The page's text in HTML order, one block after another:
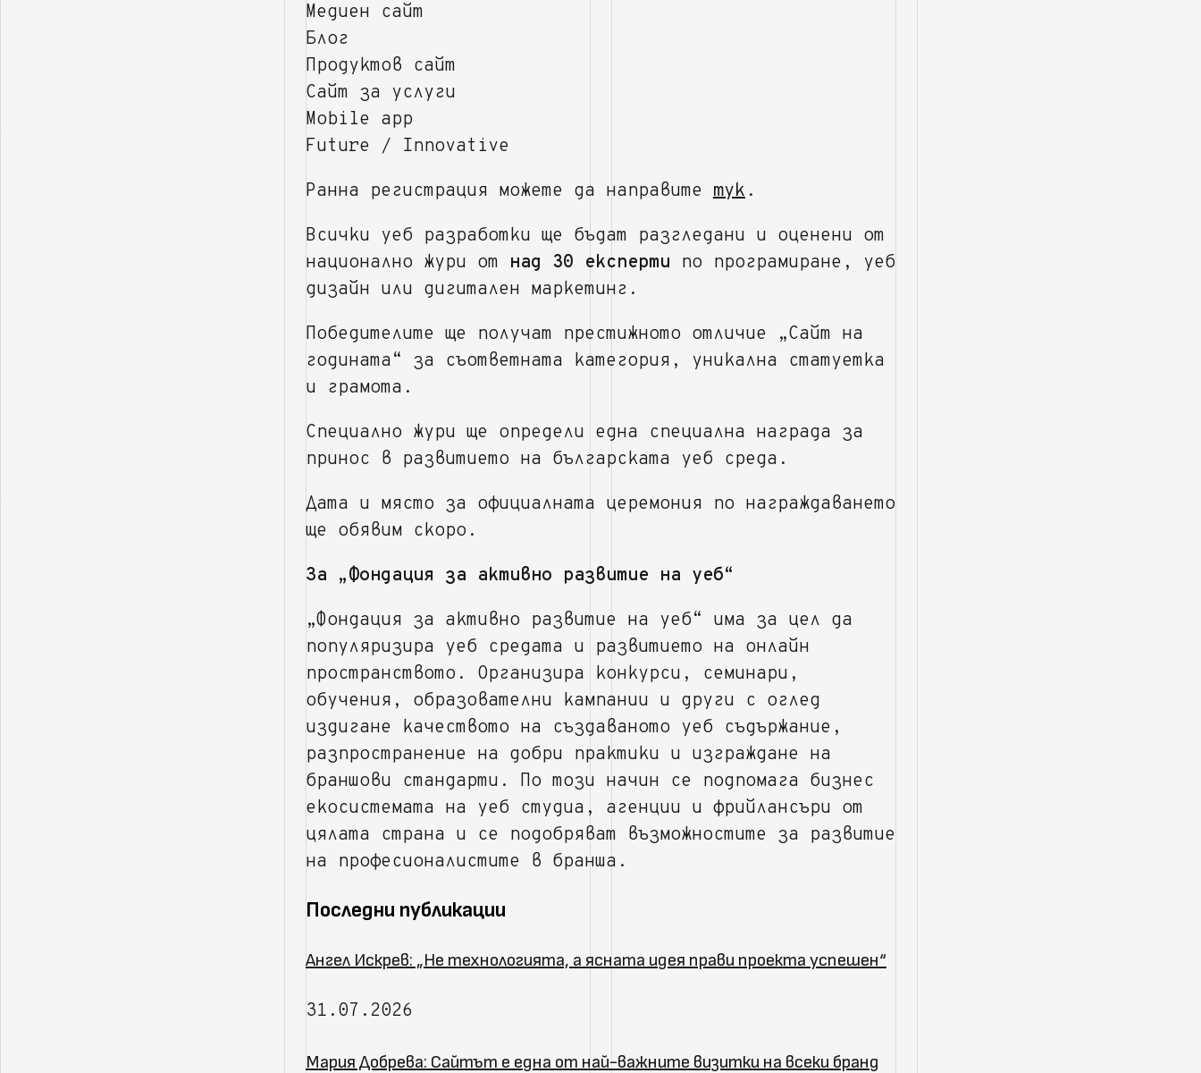
Медиен сайт
Блог
Продуктов сайт
Сайт за услуги
Mobile app
Future / Innovative
Ранна регистрация можете да направите тук.
Всички уеб разработки ще бъдат разгледани и оценени от
национално жури от над 30 експерти по програмиране, уеб
дизайн или дигитален маркетинг.
Победителите ще получат престижното отличие „Сайт на
годината“ за съответната категория, уникална статуетка
и грамота.
Специално жури ще определи една специална награда за
принос в развитието на българската уеб среда.
Дата и място за официалната церемония по награждаването
ще обявим скоро.
За „Фондация за активно развитие на уеб“
„Фондация за активно развитие на уеб“ има за цел да
популяризира уеб средата и развитието на онлайн
пространството. Организира конкурси, семинари,
обучения, образователни кампании и други с оглед
издигане качеството на създаваното уеб съдържание,
разпространение на добри практики и изграждане на
браншови стандарти. По този начин се подпомага бизнес
екосистемата на уеб студиа, агенции и фрийлансъри от
цялата страна и се подобряват възможностите за развитие
на професионалистите в бранша.
Последни публикации
Ангел Искрев: „Не технологията, а ясната идея прави проекта успешен“
31.07.2026
Мария Добрева: Сайтът е една от най-важните визитки на всеки бранд